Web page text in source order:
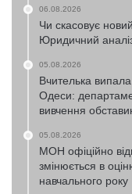
06.08.2026
Чи скасовує
Юридичний
05.08.2026
Вчителька випала
Одеси:
вивчення
05.08.2026
МОН офіційно
змінюється в
навчального року